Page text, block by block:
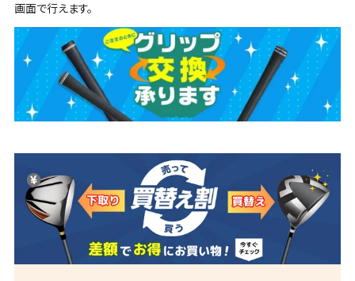
画面で行えます。